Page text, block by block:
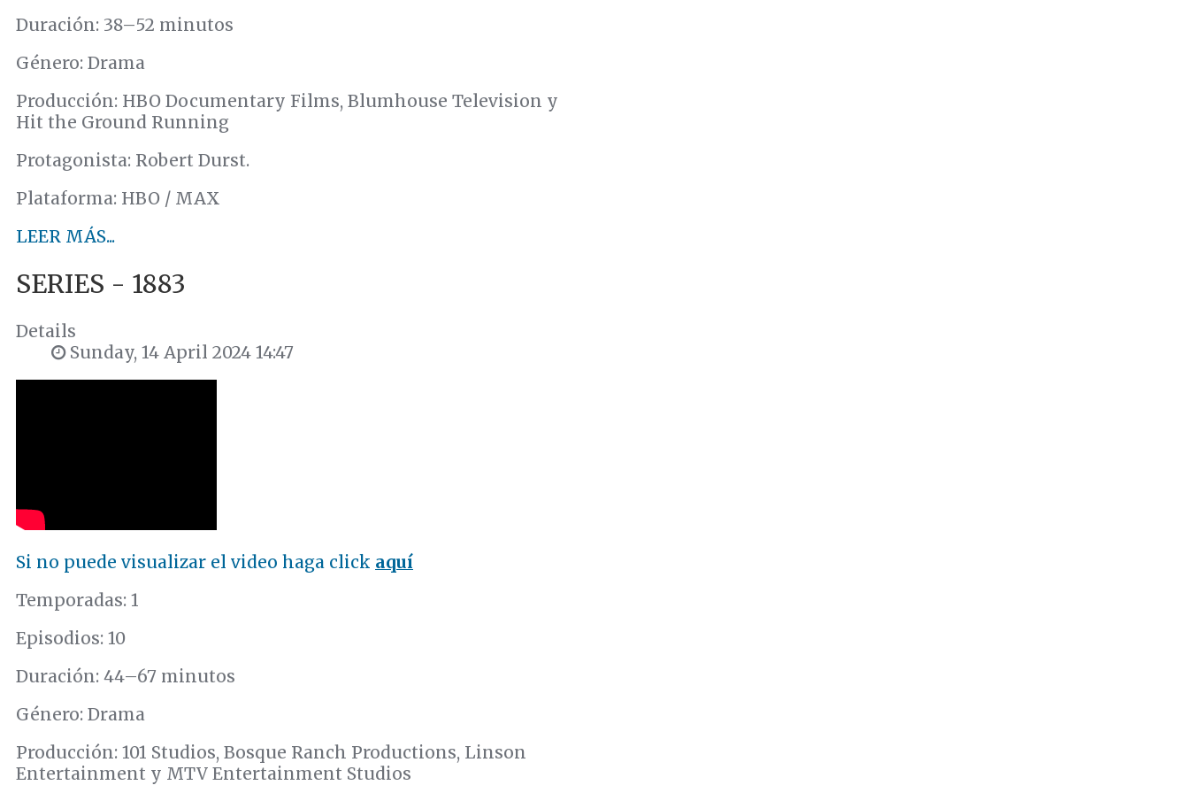
Duración: 38–52 minutos
Género: Drama
Producción: HBO Documentary Films, Blumhouse Television y
Hit the Ground Running
Protagonista: Robert Durst.
Plataforma: HBO / MAX
LEER MÁS...
SERIES - 1883
Details
Sunday, 14 April 2024 14:47
Si no puede visualizar el video haga click aquí
Temporadas: 1
Episodios: 10
Duración: 44–67 minutos
Género: Drama
Producción: 101 Studios, Bosque Ranch Productions, Linson
Entertainment y MTV Entertainment Studios